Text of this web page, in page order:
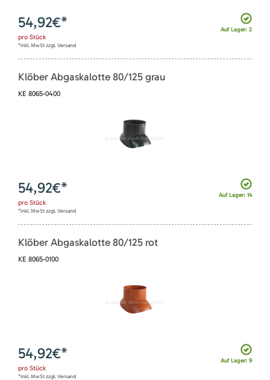
Auf Lager: 2
54,92€*
pro Stück
*inkl. MwSt zzgl. Versand
Klöber Abgaskalotte 80/125 grau
KE 8065-0400
Auf Lager: 14
54,92€*
pro Stück
*inkl. MwSt zzgl. Versand
Klöber Abgaskalotte 80/125 rot
KE 8065-0100
Auf Lager: 9
54,92€*
pro Stück
*inkl. MwSt zzgl. Versand